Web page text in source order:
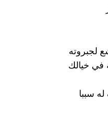
لجبروته
خيالك
سببا